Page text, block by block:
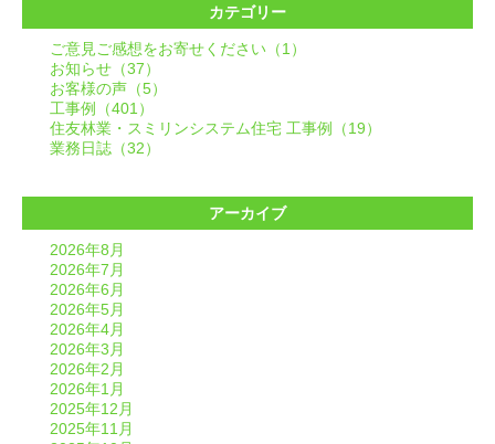
カテゴリー
ご意見ご感想をお寄せください（1）
お知らせ（37）
お客様の声（5）
工事例（401）
住友林業・スミリンシステム住宅 工事例（19）
業務日誌（32）
アーカイブ
2026年8月
2026年7月
2026年6月
2026年5月
2026年4月
2026年3月
2026年2月
2026年1月
2025年12月
2025年11月